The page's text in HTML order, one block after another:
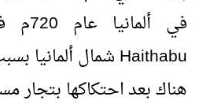
في ألمانيا عام 720م في مدينة هايتهابو
Haithabuشمال ألمانيا
هناك بعد احتكاكها بتجار